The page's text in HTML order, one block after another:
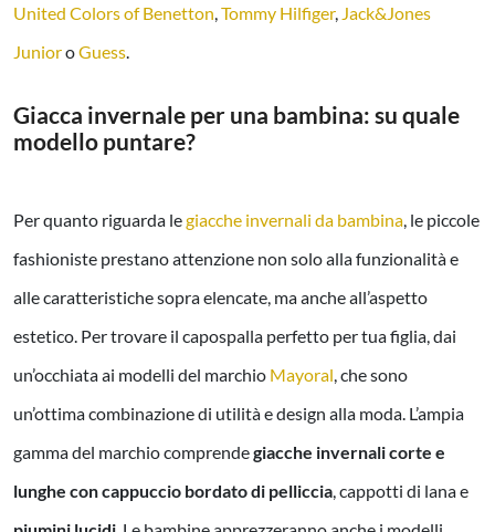
United Colors of Benetton,Tommy Hilfiger, Jack&Jones
JunioroGuess.
Giacca invernale per una bambina: su quale
modello puntare?
Per quanto riguarda legiacche invernali da bambina , le piccole
fashioniste prestano attenzione non solo alla funzionalità e
alle caratteristiche sopra elencate, ma anche all’aspetto
estetico. Per trovare il capospalla perfetto per tua figlia, dai
un’occhiata ai modelli del marchio Mayoral , che sono
un’ottima combinazione di utilità e design alla moda. L’ampia
gamma del marchio comprendegiacche invernali corte e
lunghe con cappuccio bordato di pelliccia , cappotti di lana e